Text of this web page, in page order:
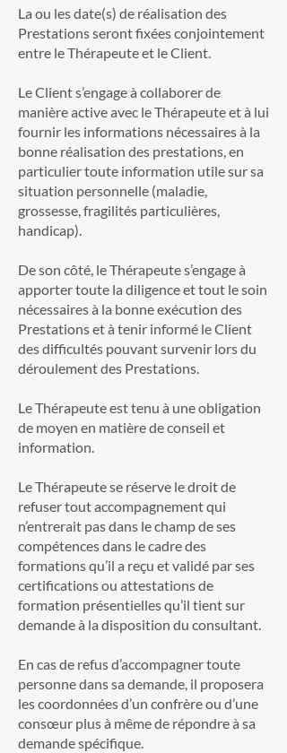
La ou les date(s) de réalisation des
Prestations seront fixées conjointement
entre le Thérapeute et le Client.
Le Client s’engage à collaborer de
manière active avec le Thérapeute et à lui
fournir les informations nécessaires à la
bonne réalisation des prestations, en
particulier toute information utile sur sa
situation personnelle (maladie,
grossesse, fragilités particulières,
handicap).
De son côté, le Thérapeute s’engage à
apporter toute la diligence et tout le soin
nécessaires à la bonne exécution des
Prestations et à tenir informé le Client
des difficultés pouvant survenir lors du
déroulement des Prestations.
Le Thérapeute est tenu à une obligation
de moyen en matière de conseil et
information.
Le Thérapeute se réserve le droit de
refuser tout accompagnement qui
n’entrerait pas dans le champ de ses
compétences dans le cadre des
formations qu’il a reçu et validé par ses
certifications ou attestations de
formation présentielles qu’il tient sur
demande à la disposition du consultant.
En cas de refus d’accompagner toute
personne dans sa demande, il proposera
les coordonnées d’un confrère ou d’une
consœur plus à même de répondre à sa
demande spécifique.